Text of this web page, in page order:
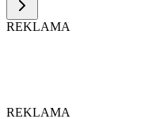
REKLAMA
REKLAMA